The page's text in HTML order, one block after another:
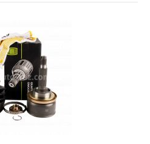
ВАЗ-2123 Niva Chevrolet Trialli
грн.